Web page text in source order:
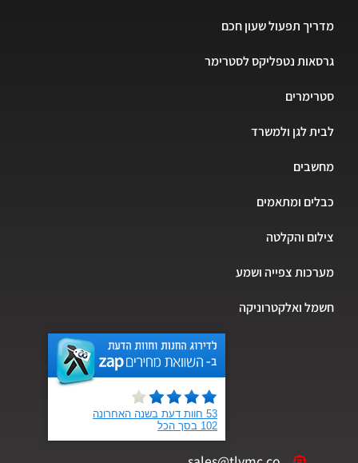
מדריך תפעול שעון חכם
גרסאות נטפליקס לסטרימר
סטרימרים
לבית לגן ולמשרד
מחשבים
כבלים ומתאמים
צילום והקלטה
מערכות צפייה ושמע
חשמל ואלקטרוניקה